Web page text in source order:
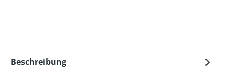
Beschreibung